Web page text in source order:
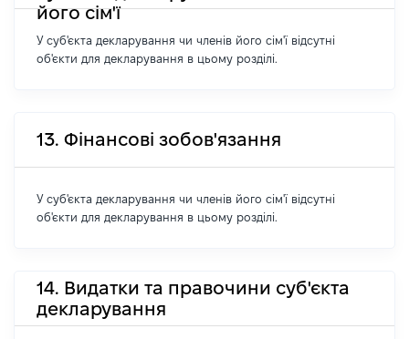
його сім'ї
У суб'єкта декларування чи членів його сім'ї відсутні
об'єкти для декларування в цьому розділі.
13. Фінансові зобов'язання
У суб'єкта декларування чи членів його сім'ї відсутні
об'єкти для декларування в цьому розділі.
14. Видатки та правочини суб'єкта
декларування